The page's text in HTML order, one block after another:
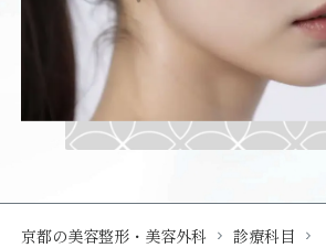
京都の美容整形・美容外科 診療科目